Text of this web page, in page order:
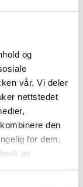
og
vår. Vi deler
nettstedet
den
for dem,
av